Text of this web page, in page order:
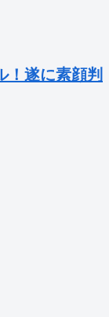
！遂に素顔判